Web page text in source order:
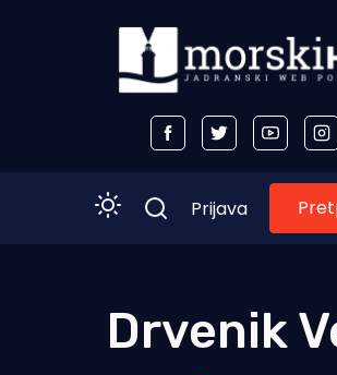
Morski plus
Prijava
Drvenik